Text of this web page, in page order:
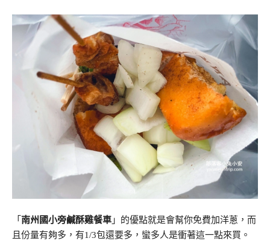
「 南州國小旁鹹酥雞餐車 」的優點就是會幫你免費加洋蔥，而
且份量有夠多，有1/3包還要多，蠻多人是衝著這一點來買。